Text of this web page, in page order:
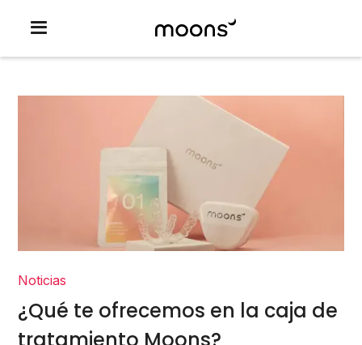
Noticias
¿Qué te ofrecemos en la caja de